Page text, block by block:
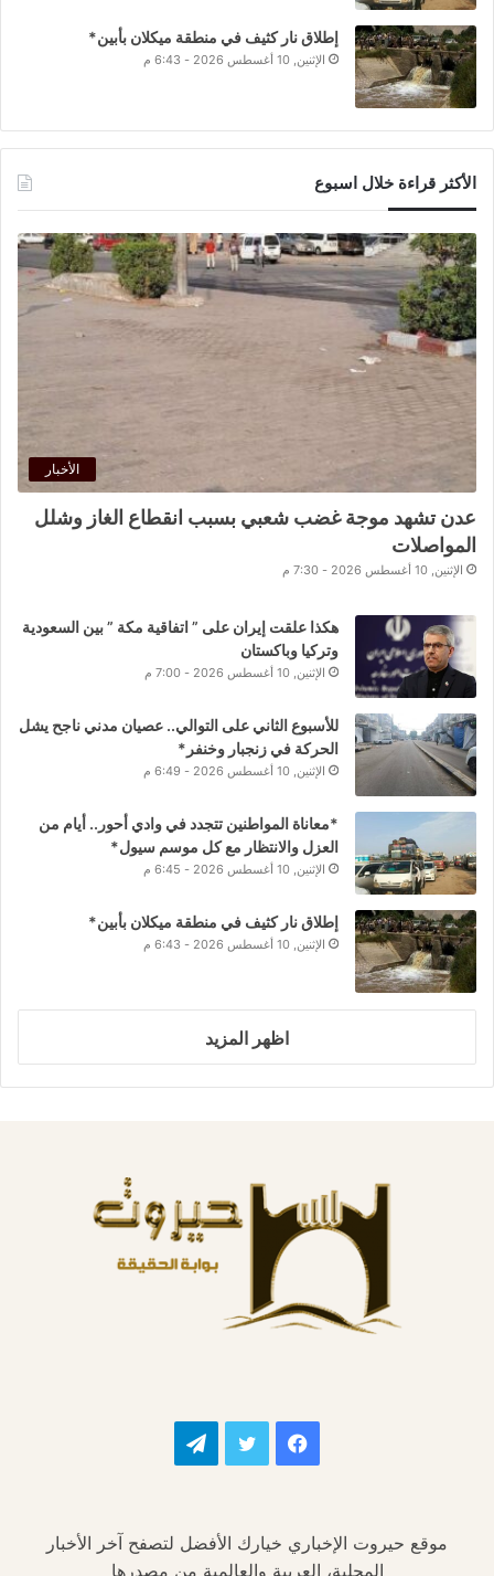
إطلاق نار كثيف في منطقة ميكلان بأبين*
الإثنين, 10 أغسطس 2026 - 6:43 م
الأكثر قراءة خلال اسبوع
الأخبار
عدن تشهد موجة غضب شعبي بسبب انقطاع الغاز وشلل
المواصلات
الإثنين, 10 أغسطس 2026 - 7:30 م
هكذا علقت إيران على ” اتفاقية مكة ” بين السعودية
وتركيا وباكستان
الإثنين, 10 أغسطس 2026 - 7:00 م
للأسبوع الثاني على التوالي.. عصيان مدني ناجح يشل
الحركة في زنجبار وخنفر*
الإثنين, 10 أغسطس 2026 - 6:49 م
*معاناة المواطنين تتجدد في وادي أحور.. أيام من
العزل والانتظار مع كل موسم سيول*
الإثنين, 10 أغسطس 2026 - 6:45 م
إطلاق نار كثيف في منطقة ميكلان بأبين*
الإثنين, 10 أغسطس 2026 - 6:43 م
اظهر المزيد
فيسبوك تويتر تيلقرام
موقع حيروت الإخباري خيارك الأفضل لتصفح آخر الأخبار
المحلية، العربية والعالمية من مصدرها